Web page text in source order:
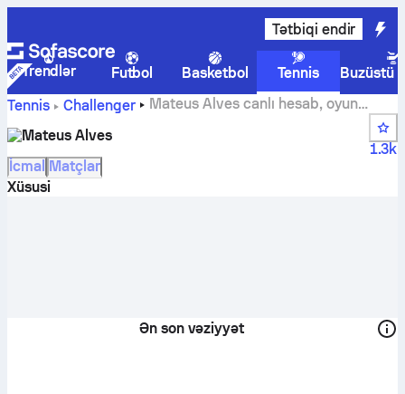
Tətbiqi endir
Trendlər Futbol Basketbol Tennis
Buzüstü
Tennis
Challenger
Mateus Alves canlı hesab, oyun
Mateus Alves
1.3k
İcmal Matçlar
Xüsusi
Ən son vəziyyət